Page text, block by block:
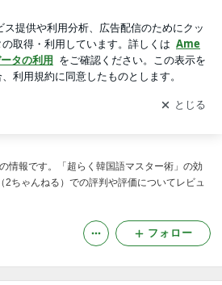
て ブログの更新通知
を受け取りまし
開く
情報です。「超らく韓国語マスター術」の効
2ちゃんねる）での評判や評価についてレビュ
フォロー